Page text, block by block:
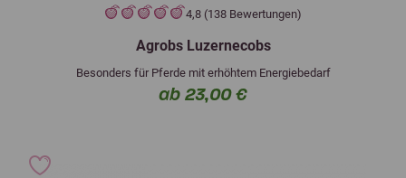
4,8 (138 Bewertungen)
Agrobs Luzernecobs
Besonders für Pferde mit erhöhtem Energiebedarf
ab 23,00 €